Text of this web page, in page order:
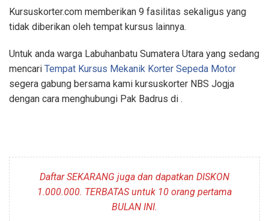
Kursuskorter.com memberikan 9 fasilitas sekaligus yang
tidak diberikan oleh tempat kursus lainnya.
Untuk anda warga Labuhanbatu Sumatera Utara yang sedang
mencari Tempat Kursus Mekanik Korter Sepeda Motor
segera gabung bersama kami kursuskorter NBS Jogja
dengan cara menghubungi Pak Badrus di .
Daftar SEKARANG juga dan dapatkan DISKON
1.000.000. TERBATAS untuk 10 orang pertama
BULAN INI.